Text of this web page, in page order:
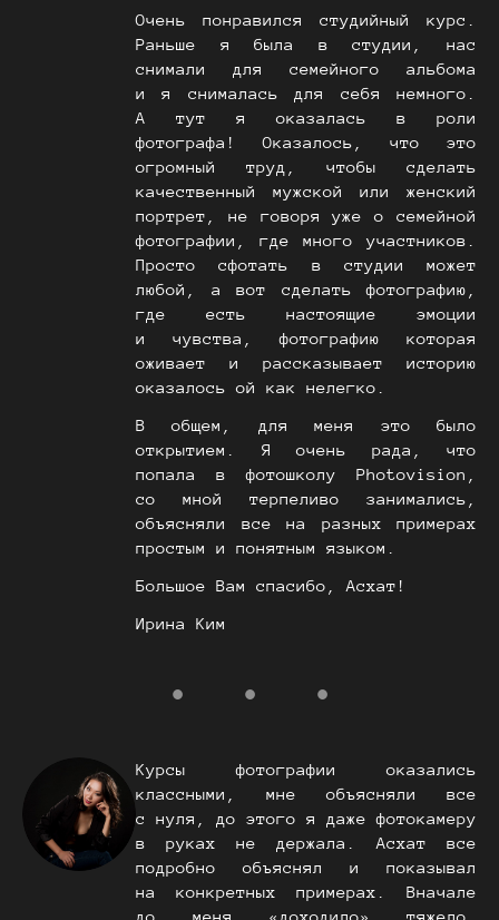
Очень понравился студийный курс.
Раньше я была в студии, нас
снимали для семейного альбома
и я снималась для себя немного.
А тут я оказалась в роли
фотографа! Оказалось, что это
огромный труд, чтобы сделать
качественный мужской или женский
портрет, не говоря уже о семейной
фотографии, где много участников.
Просто сфотать в студии может
любой, а вот сделать фотографию,
где есть настоящие эмоции
и чувства, фотографию которая
оживает и рассказывает историю
оказалось ой как нелегко.
В общем, для меня это было
открытием. Я очень рада, что
попала в фотошколу Photovision,
со мной терпеливо занимались,
объясняли все на разных примерах
простым и понятным языком.
Большое Вам спасибо, Асхат!
Ирина Ким
Курсы фотографии оказались
классными, мне объясняли все
с нуля, до этого я даже фотокамеру
в руках не держала. Асхат все
подробно объяснял и показывал
на конкретных примерах. Вначале
до меня «доходило» тяжело,